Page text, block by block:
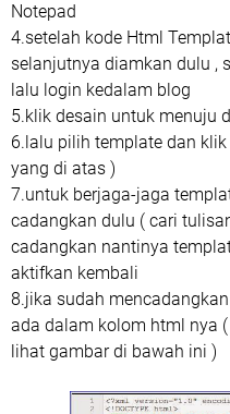
Notepad
4.setelah kode Html
selanjutnya diamkan dulu ,
lalu login kedalam blog
5.klik desain untuk menuju
6.lalu pilih template dan
yang di atas )
7.untuk berjaga-jaga
cadangkan dulu ( cari
cadangkan nantinya
aktifkan kembali
8.jika sudah
ada dalam kolom html nya
lihat gambar di bawah ini )